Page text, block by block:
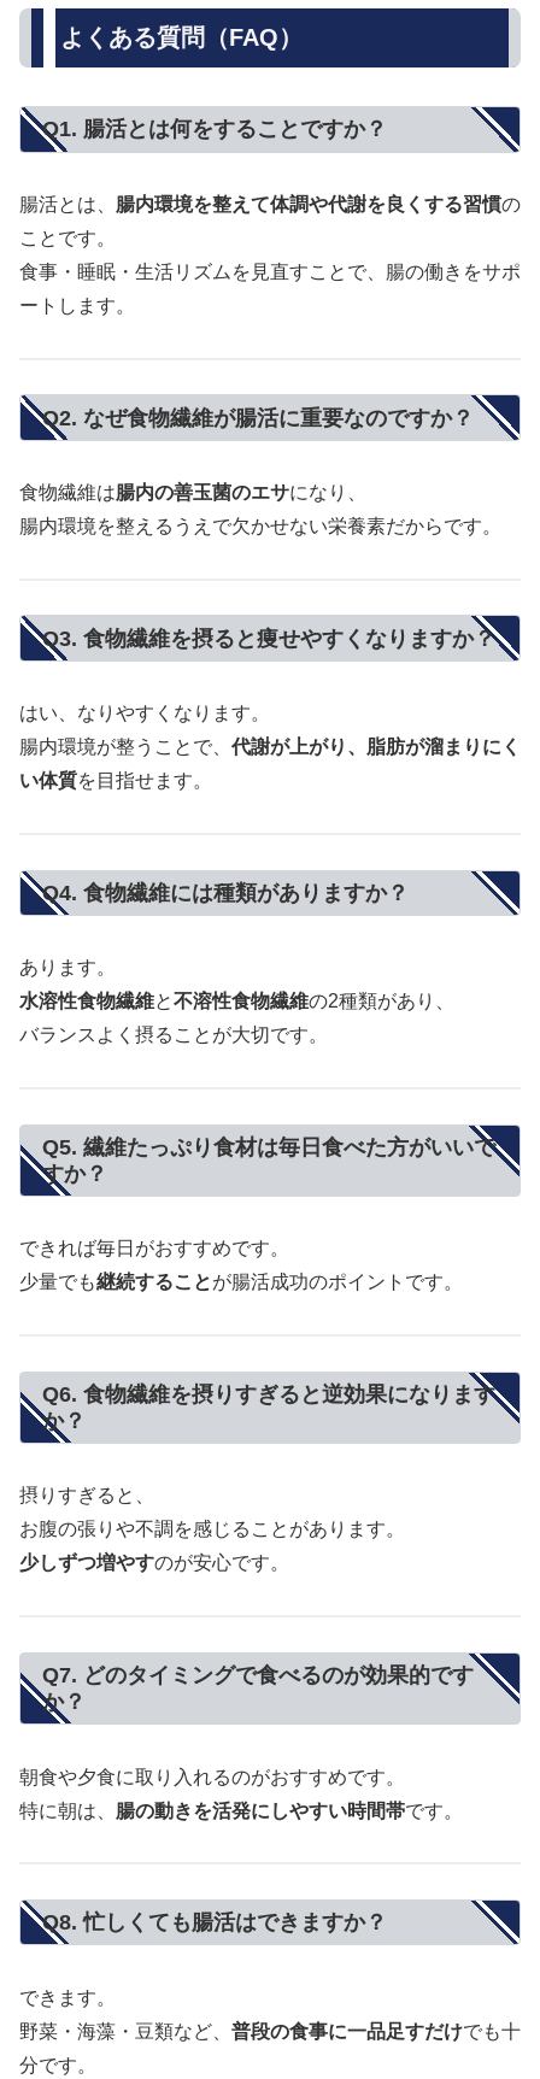
よくある質問（FAQ）
Q1. 腸活とは何をすることですか？
腸活とは、 腸内環境を整えて体調や代謝を良くする習慣の
ことです。
食事・睡眠・生活リズムを見直すことで、腸の働きをサポ
ートします。
Q2. なぜ食物繊維が腸活に重要なのですか？
食物繊維は腸内の善玉菌のエサになり、
腸内環境を整えるうえで欠かせない栄養素だからです。
Q3. 食物繊維を摂ると痩せやすくなりますか？
はい、なりやすくなります。
腸内環境が整うことで、 代謝が上がり、脂肪が溜まりにく
い体質を目指せます。
Q4. 食物繊維には種類がありますか？
あります。
水溶性食物繊維と不溶性食物繊維の2種類があり、
バランスよく摂ることが大切です。
Q5. 繊維たっぷり食材は毎日食べた方がいいで
すか？
できれば毎日がおすすめです。
少量でも継続することが腸活成功のポイントです。
Q6. 食物繊維を摂りすぎると逆効果になります
か？
摂りすぎると、
お腹の張りや不調を感じることがあります。
少しずつ増やすのが安心です。
Q7. どのタイミングで食べるのが効果的です
か？
朝食や夕食に取り入れるのがおすすめです。
特に朝は、 腸の動きを活発にしやすい時間帯です。
Q8. 忙しくても腸活はできますか？
できます。
野菜・海藻・豆類など、 普段の食事に一品足すだけでも十
分です。